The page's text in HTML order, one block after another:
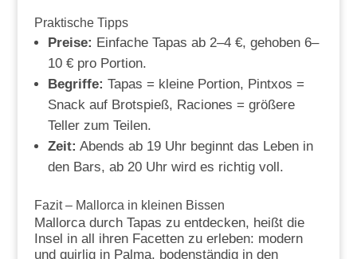
Praktische Tipps
Preise: Einfache Tapas ab 2–4 €, gehoben 6–
10 € pro Portion.
Begriffe: Tapas = kleine Portion, Pintxos =
Snack auf Brotspieß, Raciones = größere
Teller zum Teilen.
Zeit: Abends ab 19 Uhr beginnt das Leben in
den Bars, ab 20 Uhr wird es richtig voll.
Fazit – Mallorca in kleinen Bissen
Mallorca durch Tapas zu entdecken, heißt die
Insel in all ihren Facetten zu erleben: modern
und quirlig in Palma, bodenständig in den